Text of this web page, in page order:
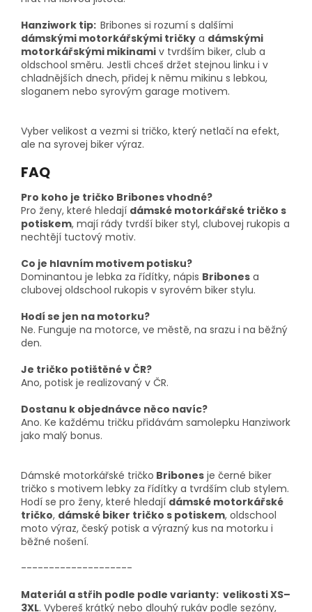
Hanziwork tip: Bribones si rozumí s dalšími
dámskými motorkářskými tričky a dámskými
motorkářskými mikinami v tvrdším biker, club a
oldschool směru. Jestli chceš držet stejnou linku i v
chladnějších dnech, přidej k němu mikinu s lebkou,
sloganem nebo syrovým garage motivem.
Vyber velikost a vezmi si tričko, který netlačí na efekt,
ale na syrovej biker výraz.
FAQ
Pro koho je tričko Bribones vhodné?
Pro ženy, které hledají dámské motorkářské tričko s
potiskem, mají rády tvrdší biker styl, clubovej rukopis a
nechtějí tuctový motiv.
Co je hlavním motivem potisku?
Dominantou je lebka za řídítky, nápis Bribones a
clubovej oldschool rukopis v syrovém biker stylu.
Hodí se jen na motorku?
Ne. Funguje na motorce, ve městě, na srazu i na běžný
den.
Je tričko potištěné v ČR?
Ano, potisk je realizovaný v ČR.
Dostanu k objednávce něco navíc?
Ano. Ke každému tričku přidávám samolepku Hanziwork
jako malý bonus.
Dámské motorkářské tričko Bribones je černé biker
tričko s motivem lebky za řídítky a tvrdším club stylem.
Hodí se pro ženy, které hledají dámské motorkářské
tričko, dámské biker tričko s potiskem, oldschool
moto výraz, český potisk a výrazný kus na motorku i
běžné nošení.
--------------------
Materiál a střih podle podle varianty: velikosti XS–
3XL. Vybereš krátký nebo dlouhý rukáv podle sezóny,